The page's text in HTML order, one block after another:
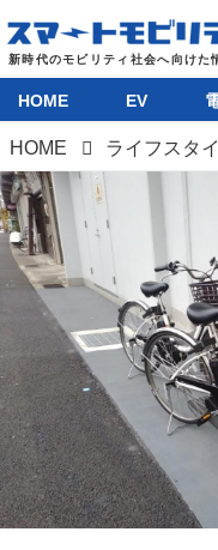
HOME EV
HOME ライフスタ